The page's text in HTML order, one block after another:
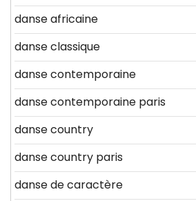
danse africaine
danse classique
danse contemporaine
danse contemporaine paris
danse country
danse country paris
danse de caractère